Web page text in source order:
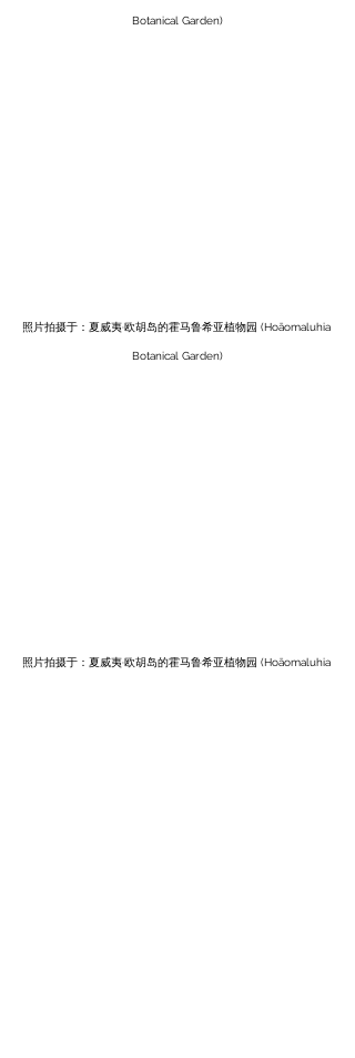
Botanical Garden)
照片拍摄于：夏威夷·欧胡岛的霍马鲁希亚植物园 (Hoāomaluhia
Botanical Garden)
照片拍摄于：夏威夷·欧胡岛的霍马鲁希亚植物园 (Hoāomaluhia